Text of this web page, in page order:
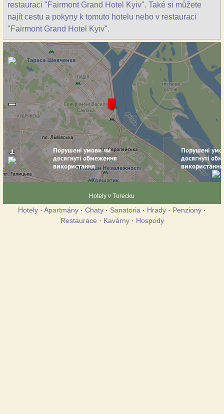
restauraci "Fairmont Grand Hotel Kyiv". Také si můžete
najít cestu a pokyny k tomuto hotelu nebo v restauraci
"Fairmont Grand Hotel Kyiv".
Hotely v Turecku
Hotely · Apartmány · Chaty · Sanatoria · Hrady · Penziony ·
Restaurace · Kavárny· Hospody